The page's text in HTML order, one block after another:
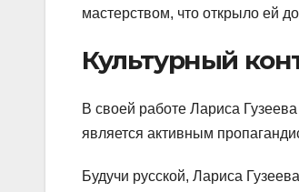
мастерством, что открыло ей
Культурный
В своей работе Лариса
является активным
Будучи русской, Лариса